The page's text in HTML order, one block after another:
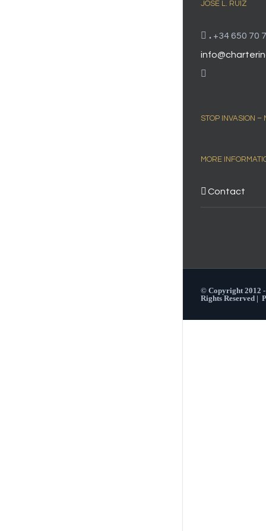
JOSÉ L. RUIZ
. +34 650 70
STOP INVASION –
MORE
Contact
© Copyright 2012
Rights Reserved |